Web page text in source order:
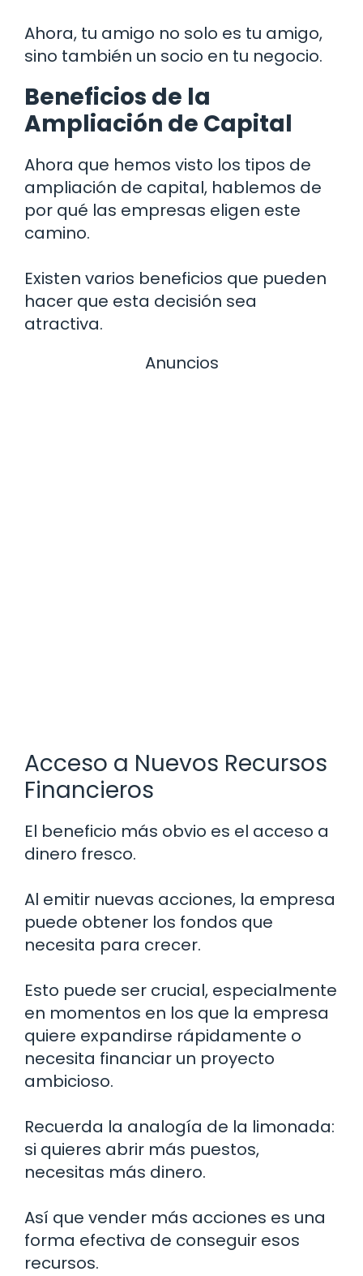
Ahora, tu amigo no solo es tu amigo,
sino también un socio en tu negocio.
Beneficios de la
Ampliación de Capital
Ahora que hemos visto los tipos de
ampliación de capital, hablemos de
por qué las empresas eligen este
camino.
Existen varios beneficios que pueden
hacer que esta decisión sea
atractiva.
Anuncios
Acceso a Nuevos Recursos
Financieros
El beneficio más obvio es el acceso a
dinero fresco.
Al emitir nuevas acciones, la empresa
puede obtener los fondos que
necesita para crecer.
Esto puede ser crucial, especialmente
en momentos en los que la empresa
quiere expandirse rápidamente o
necesita financiar un proyecto
ambicioso.
Recuerda la analogía de la limonada:
si quieres abrir más puestos,
necesitas más dinero.
Así que vender más acciones es una
forma efectiva de conseguir esos
recursos.